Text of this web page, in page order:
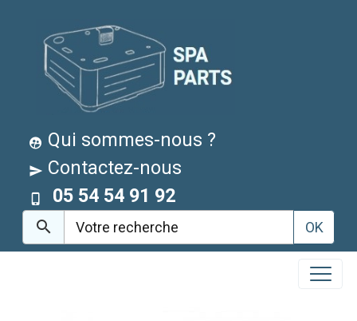
Qui sommes-nous ?
Contactez-nous
05 54 54 91 92
OK